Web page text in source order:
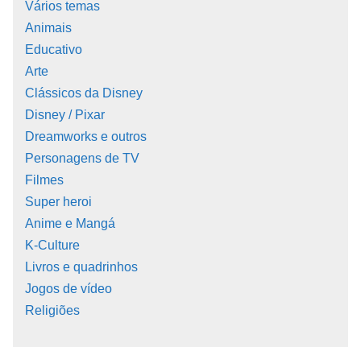
Vários temas
Animais
Educativo
Arte
Clássicos da Disney
Disney / Pixar
Dreamworks e outros
Personagens de TV
Filmes
Super heroi
Anime e Mangá
K-Culture
Livros e quadrinhos
Jogos de vídeo
Religiões